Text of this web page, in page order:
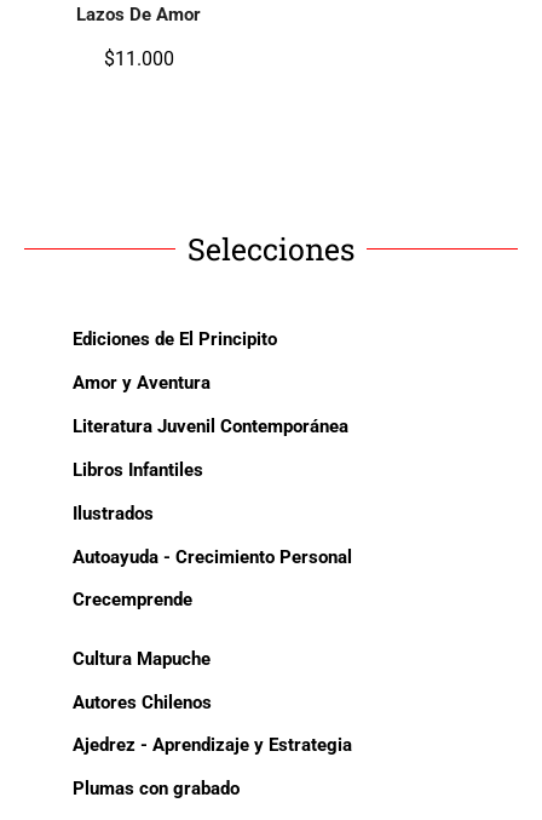
Lazos De Amor
$11.000
Selecciones
Ediciones de El Principito
Amor y Aventura
Literatura Juvenil Contemporánea
Libros Infantiles
Ilustrados
Autoayuda - Crecimiento Personal
Crecemprende
Cultura Mapuche
Autores Chilenos
Ajedrez - Aprendizaje y Estrategia
Plumas con grabado